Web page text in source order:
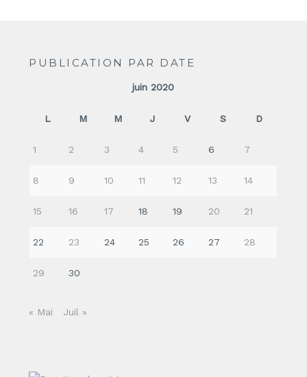
PUBLICATION PAR DATE
juin 2020
L M M J V S D
1 2 3 4 5 6 7
8 9 10 11 12 13 14
15 16 17 18 19 20 21
22 23 24 25 26 27 28
29 30
« Mai Juil »